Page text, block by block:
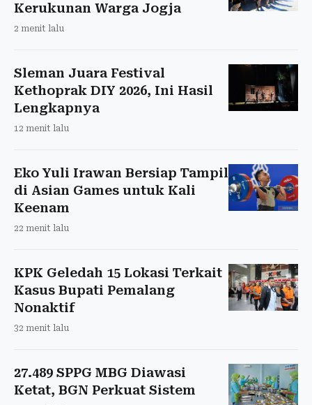
Kerukunan Warga Jogja
2 menit lalu
Sleman Juara Festival
Kethoprak DIY 2026, Ini Hasil
Lengkapnya
12 menit lalu
Eko Yuli Irawan Bersiap Tampil
di Asian Games untuk Kali
Keenam
22 menit lalu
KPK Geledah 15 Lokasi Terkait
Kasus Bupati Pemalang
Nonaktif
32 menit lalu
27.489 SPPG MBG Diawasi
Ketat, BGN Perkuat Sistem